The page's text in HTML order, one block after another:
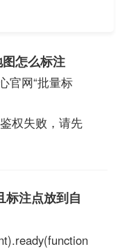
怎么标注
官网“批量标
权失败，请先
标注点放到自